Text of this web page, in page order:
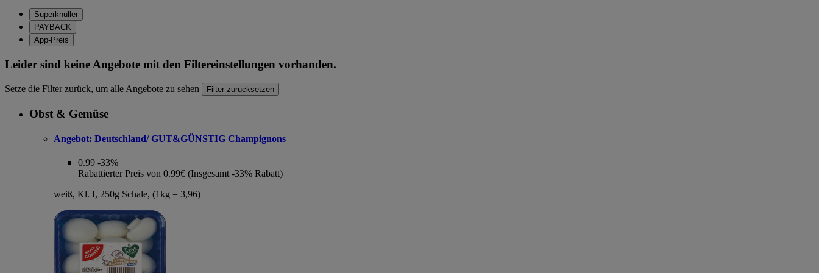
Superknüller
PAYBACK
App-Preis
Leider sind keine Angebote mit den Filtereinstellungen vorhanden.
Setze die Filter zurück, um alle Angebote zu sehen Filter zurücksetzen
Obst & Gemüse
Angebot: Deutschland/ GUT&GÜNSTIG Champignons
0.99 -33%
Rabattierter Preis von 0.99€ (Insgesamt -33% Rabatt)
weiß, Kl. I, 250g Schale, (1kg = 3,96)